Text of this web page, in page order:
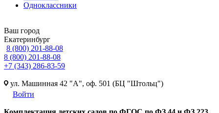
Одноклассники
Ваш город
Екатеринбург
8 (800) 201-88-08
8 (800) 201-88-08
+7 (343) 286-83-59
ул. Машинная 42 "А", оф. 501 (БЦ "Штольц")
Войти